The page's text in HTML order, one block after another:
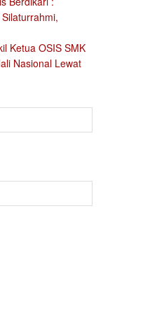
Ketua OSIS SMK
Nasional Lewat